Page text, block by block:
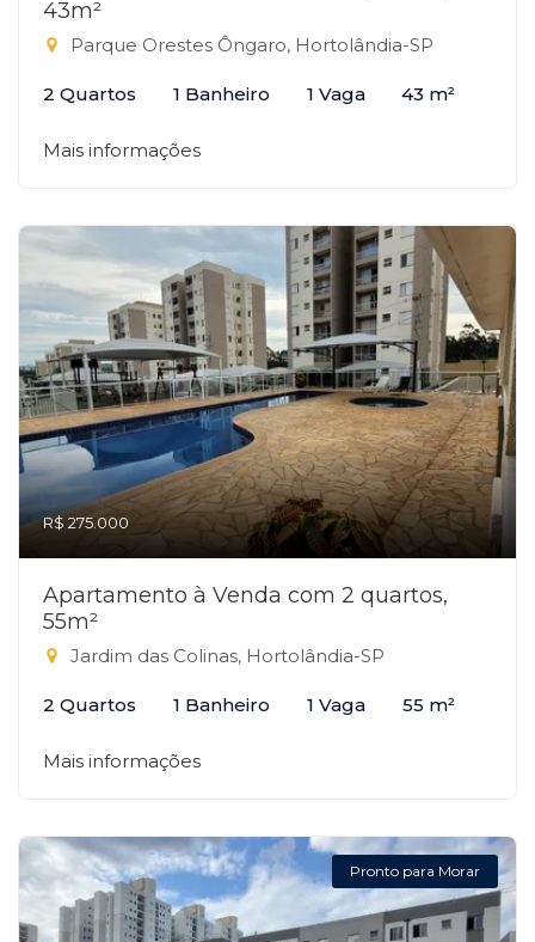
43m²
Parque Orestes Ôngaro, Hortolândia-SP
2 Quartos 1 Banheiro 1 Vaga 43 m²
Mais informações
R$ 275.000
Apartamento à Venda com 2 quartos,
55m²
Jardim das Colinas, Hortolândia-SP
2 Quartos 1 Banheiro 1 Vaga 55 m²
Mais informações
Pronto para Morar